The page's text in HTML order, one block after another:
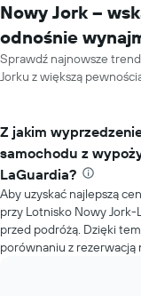
Nowy Jork –
odnośnie
Sprawdź najnowsze
Jorku z większą
Z jakim
samochodu z
LaGuardia?
Aby uzyskać najlepszą
przy Lotnisko Nowy Jork-
przed podróżą. Dzięki
porównaniu z rezerwacją